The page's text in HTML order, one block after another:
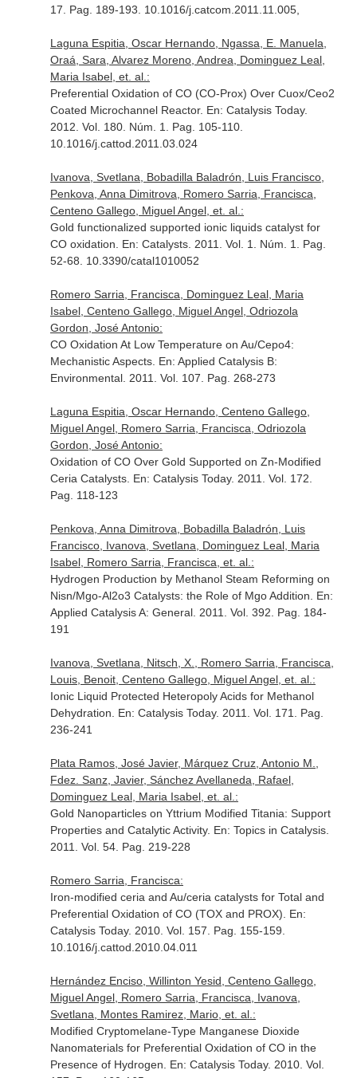
17. Pag. 189-193. 10.1016/j.catcom.2011.11.005,
Laguna Espitia, Oscar Hernando, Ngassa, E. Manuela,
Oraá, Sara, Alvarez Moreno, Andrea, Dominguez Leal,
Maria Isabel, et. al.:
Preferential Oxidation of CO (CO-Prox) Over Cuox/Ceo2
Coated Microchannel Reactor. En: Catalysis Today.
2012. Vol. 180. Núm. 1. Pag. 105-110.
10.1016/j.cattod.2011.03.024
Ivanova, Svetlana, Bobadilla Baladrón, Luis Francisco,
Penkova, Anna Dimitrova, Romero Sarria, Francisca,
Centeno Gallego, Miguel Angel, et. al.:
Gold functionalized supported ionic liquids catalyst for
CO oxidation. En: Catalysts. 2011. Vol. 1. Núm. 1. Pag.
52-68. 10.3390/catal1010052
Romero Sarria, Francisca, Dominguez Leal, Maria
Isabel, Centeno Gallego, Miguel Angel, Odriozola
Gordon, José Antonio:
CO Oxidation At Low Temperature on Au/Cepo4:
Mechanistic Aspects. En: Applied Catalysis B:
Environmental. 2011. Vol. 107. Pag. 268-273
Laguna Espitia, Oscar Hernando, Centeno Gallego,
Miguel Angel, Romero Sarria, Francisca, Odriozola
Gordon, José Antonio:
Oxidation of CO Over Gold Supported on Zn-Modified
Ceria Catalysts. En: Catalysis Today. 2011. Vol. 172.
Pag. 118-123
Penkova, Anna Dimitrova, Bobadilla Baladrón, Luis
Francisco, Ivanova, Svetlana, Dominguez Leal, Maria
Isabel, Romero Sarria, Francisca, et. al.:
Hydrogen Production by Methanol Steam Reforming on
Nisn/Mgo-Al2o3 Catalysts: the Role of Mgo Addition. En:
Applied Catalysis A: General. 2011. Vol. 392. Pag. 184-
191
Ivanova, Svetlana, Nitsch, X., Romero Sarria, Francisca,
Louis, Benoit, Centeno Gallego, Miguel Angel, et. al.:
Ionic Liquid Protected Heteropoly Acids for Methanol
Dehydration. En: Catalysis Today. 2011. Vol. 171. Pag.
236-241
Plata Ramos, José Javier, Márquez Cruz, Antonio M.,
Fdez. Sanz, Javier, Sánchez Avellaneda, Rafael,
Dominguez Leal, Maria Isabel, et. al.:
Gold Nanoparticles on Yttrium Modified Titania: Support
Properties and Catalytic Activity. En: Topics in Catalysis.
2011. Vol. 54. Pag. 219-228
Romero Sarria, Francisca:
Iron-modified ceria and Au/ceria catalysts for Total and
Preferential Oxidation of CO (TOX and PROX). En:
Catalysis Today. 2010. Vol. 157. Pag. 155-159.
10.1016/j.cattod.2010.04.011
Hernández Enciso, Willinton Yesid, Centeno Gallego,
Miguel Angel, Romero Sarria, Francisca, Ivanova,
Svetlana, Montes Ramirez, Mario, et. al.:
Modified Cryptomelane-Type Manganese Dioxide
Nanomaterials for Preferential Oxidation of CO in the
Presence of Hydrogen. En: Catalysis Today. 2010. Vol.